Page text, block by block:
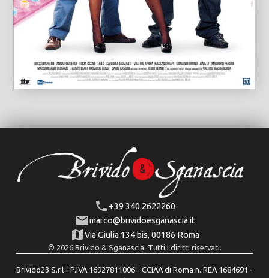
+39 340 2622260
marco@brividoesganascia.it
Via Giulia 134 bis, 00186 Roma
© 2026 Brivido & Sganascia. Tutti i diritti riservati.
Brivido23 S.r.l - P.IVA 16927811006 - CCIAA di Roma n. REA 1684691 -